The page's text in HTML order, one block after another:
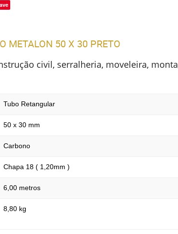
METALON 50 X 30 PRETO
civil, serralheria, moveleira,
Tubo Retangular
50 x 30 mm
Carbono
Chapa 18 ( 1,20mm )
6,00 metros
8,80 kg